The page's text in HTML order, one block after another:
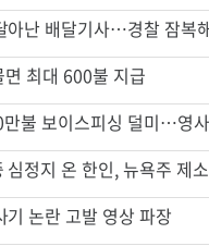
최대 600불 지급
심정지 온 한인, 뉴욕주 제소
기 논란 고발 영상 파장